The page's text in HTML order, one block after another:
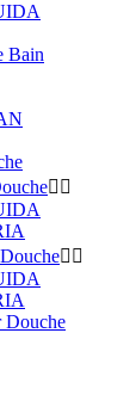
Bain
 
 
Douche